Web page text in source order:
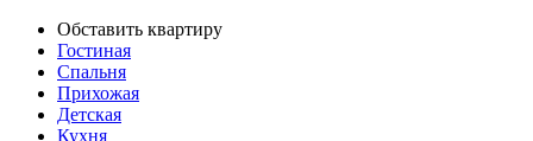
Обставить квартиру
Гостиная
Спальня
Прихожая
Детская
Кухня